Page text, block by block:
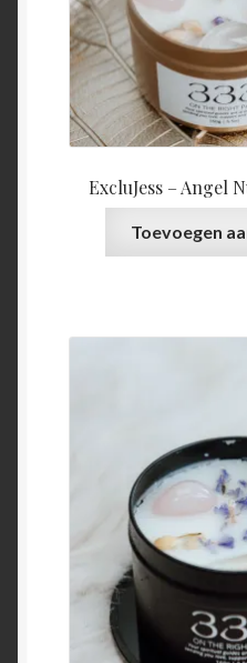
ExcluJess – Angel
Toevoegen